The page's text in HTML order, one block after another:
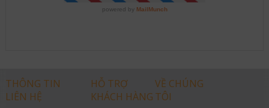
THÔNG TIN
LIÊN HỆ
HỖ TRỢ
KHÁCH HÀNG
VỀ CHÚNG
TÔI